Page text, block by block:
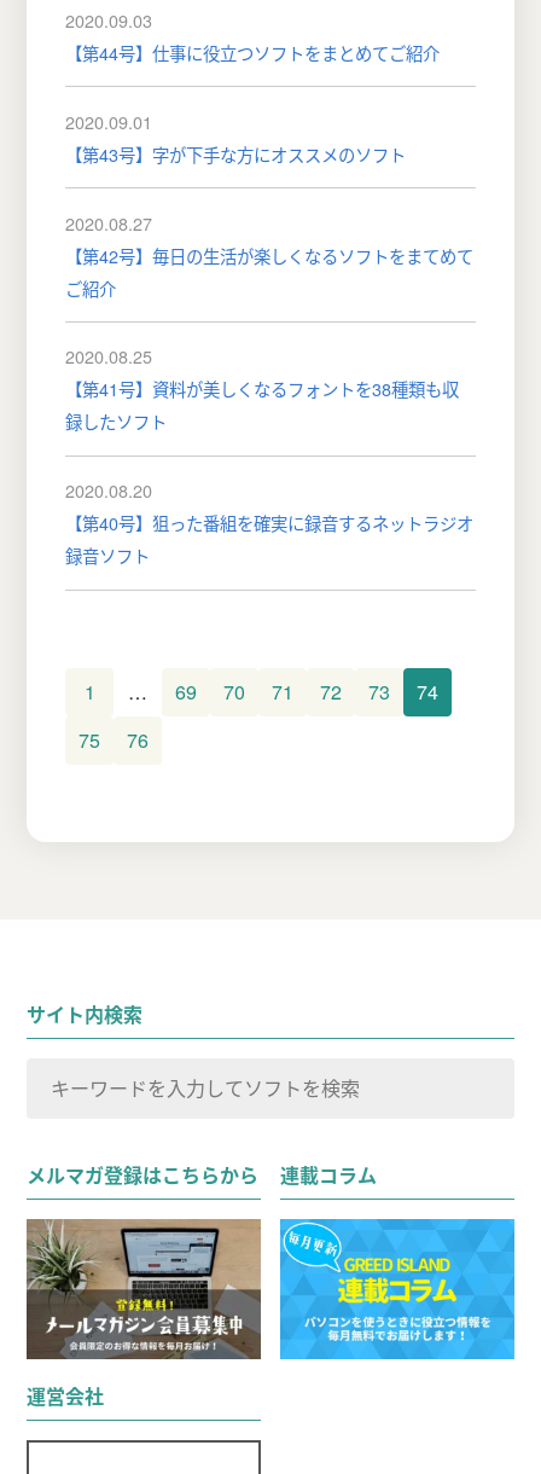
2020.09.03
【第44号】仕事に役立つソフトをまとめてご紹介
2020.09.01
【第43号】字が下手な方にオススメのソフト
2020.08.27
【第42号】毎日の生活が楽しくなるソフトをまてめて
ご紹介
2020.08.25
【第41号】資料が美しくなるフォントを38種類も収
録したソフト
2020.08.20
【第40号】狙った番組を確実に録音するネットラジオ
録音ソフト
1 … 69 70 71 72 73
74
75
76
サイト内検索
象:
メルマガ登録はこちらから
連載コラム
運営会社